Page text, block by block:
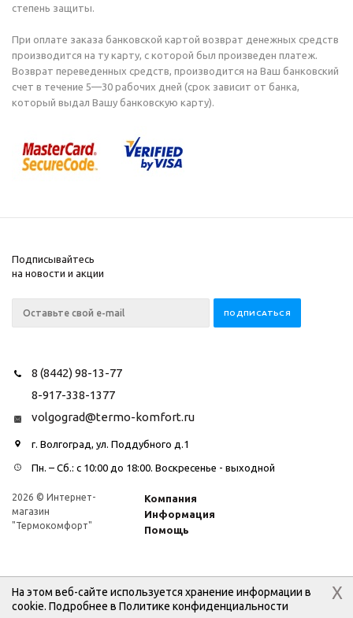
степень защиты.
При оплате заказа банковской картой возврат денежных средств
производится на ту карту, с которой был произведен платеж.
Возврат переведенных средств, производится на Ваш банковский
счет в течение 5—30 рабочих дней (срок зависит от банка,
который выдал Вашу банковскую карту).
Подписывайтесь
на новости и акции
8 (8442) 98-13-77
8-917-338-1377
volgograd@termo-komfort.ru
г. Волгоград, ул. Поддубного д.1
Пн. – Cб.: с 10:00 до 18:00. Воскресенье - выходной
2026 © Интернет-
магазин
"Термокомфорт"
Компания
Информация
Помощь
На этом веб-сайте используется хранение информации в
cookie. Подробнее в Политике конфиденциальности
X